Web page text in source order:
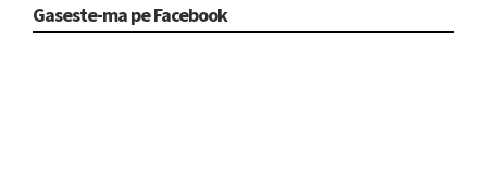
Gaseste-ma pe Facebook